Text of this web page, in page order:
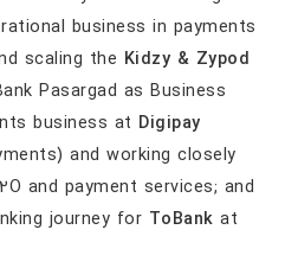
business in payments
scaling the Kidzy & Zypod
Pasargad as Business
business at Digipay
and working closely
and payment services; and
journey for ToBank at